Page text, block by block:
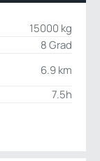
15000 kg
8 Grad
6.9 km
7.5h